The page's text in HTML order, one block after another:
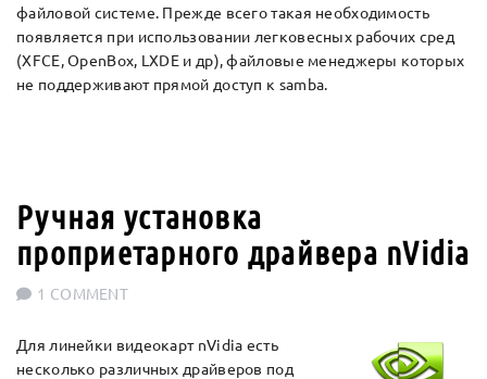
файловой системе. Прежде всего такая необходимость
появляется при использовании легковесных рабочих сред
(XFCE, OpenBox, LXDE и др), файловые менеджеры которых
не поддерживают прямой доступ к samba.
Ручная установка
проприетарного драйвера nVidia
1 COMMENT
Для линейки видеокарт nVidia есть
несколько различных драйверов под